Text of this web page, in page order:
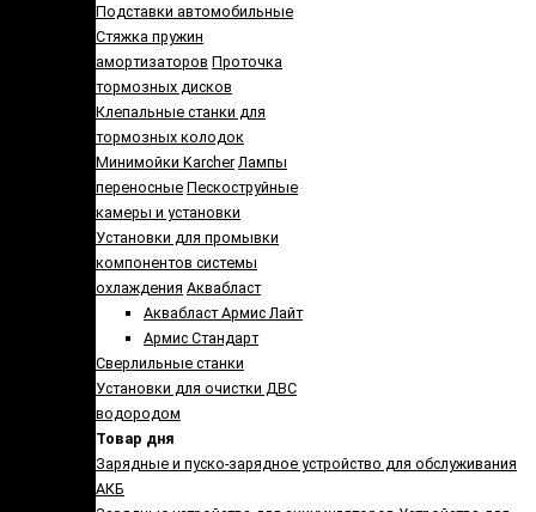
Подставки автомобильные
Стяжка пружин
амортизаторов Проточка
тормозных дисков
Клепальные станки для
тормозных колодок
Минимойки Karcher Лампы
переносные Пескоструйные
камеры и установки
Установки для промывки
компонентов системы
охлаждения Аквабласт
Аквабласт Армис Лайт
Армис Стандарт
Сверлильные станки
Установки для очистки ДВС
водородом
Товар дня
Зарядные и пуско-зарядное устройство для обслуживания
АКБ